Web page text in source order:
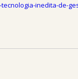
inedita-de-